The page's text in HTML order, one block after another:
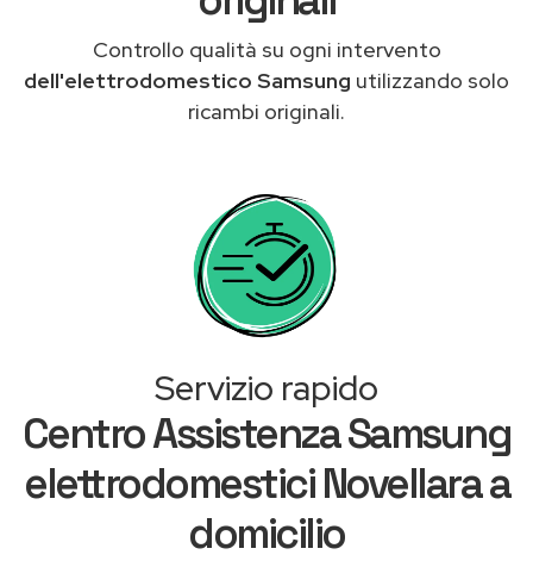
Controllo qualità su ogni intervento
dell'elettrodomestico Samsung utilizzando solo
ricambi originali.
Servizio rapido
Centro Assistenza Samsung
elettrodomestici Novellara a
domicilio